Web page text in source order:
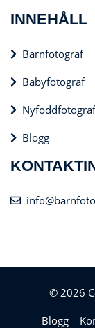
INNEHÅLL
Barnfotograf
Babyfotograf
Blogg
© 2026
Blogg